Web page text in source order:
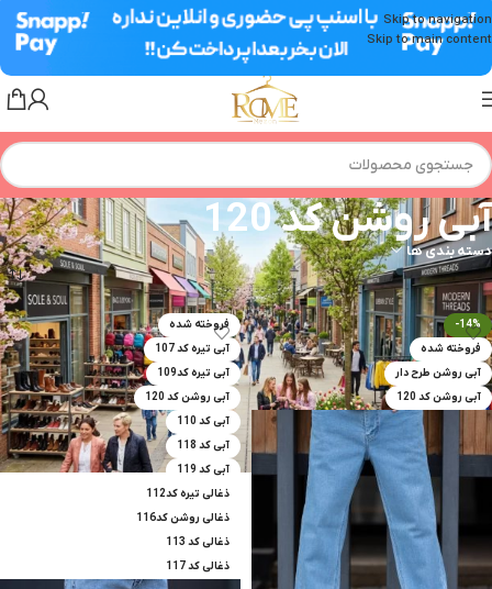
Skip to navigation
Skip to main content
آبی روشن کد 120
دسته بندی ها
خانه»آبی روشن کد 120
-14%
فروخته شده
آبی روشن طرح دار
آبی روشن کد 120
فروخته شده
آبی تیره کد 107
آبی تیره کد109
آبی روشن کد 120
آبی کد 110
آبی کد 118
آبی کد 119
ذغالی تیره کد112
ذغالی روشن کد116
ذغالی کد 113
ذغالی کد 117